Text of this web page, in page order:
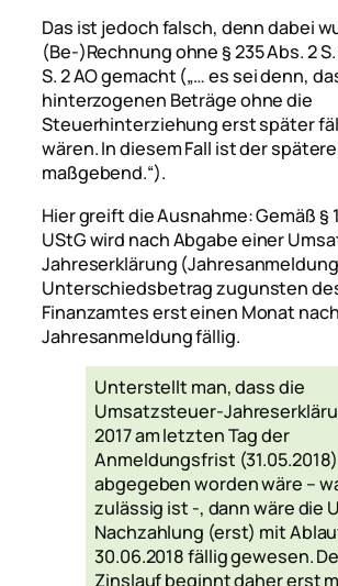
Das ist jedoch falsch, denn dabei
(Be-)Rechnung ohne § 235 Abs. 2 S.
S. 2 AO gemacht („… es sei denn,
hinterzogenen Beträge ohne die
Steuerhinterziehung erst später
wären. In diesem Fall ist der
maßgebend.“).
Hier greift die Ausnahme: Gemäß §
UStG wird nach Abgabe einer
Jahreserklärung
Unterschiedsbetrag zugunsten
Finanzamtes erst einen Monat
Jahresanmeldung fällig.
Unterstellt man, dass die
Umsatzsteuer-
2017 am letzten Tag der
Anmeldungsfrist (31.05.2018)
abgegeben worden wäre –
zulässig ist -, dann wäre die
Nachzahlung (erst) mit
30.06.2018 fällig gewesen.
Zinslauf beginnt daher erst